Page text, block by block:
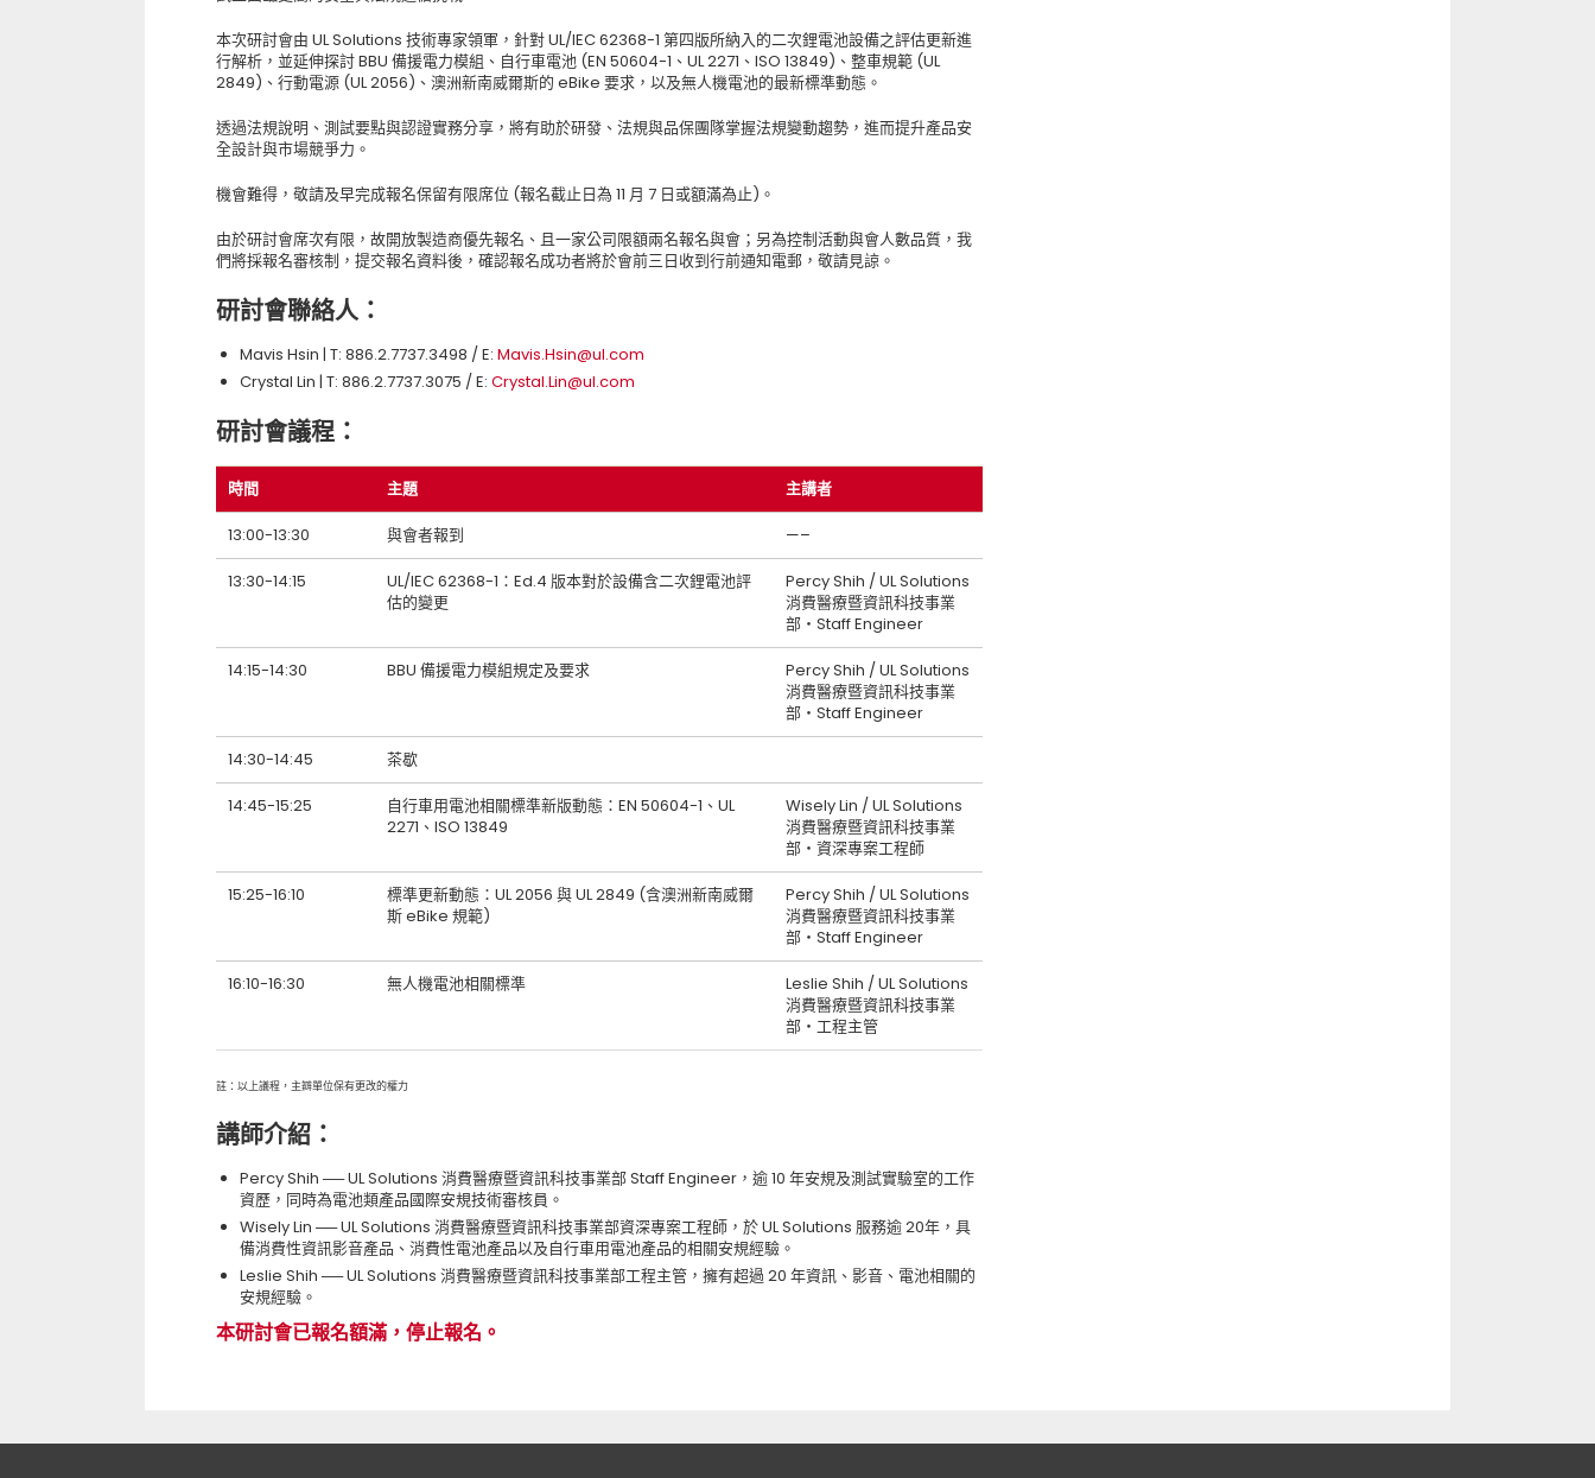
本次研討會由 UL Solutions 技術專家領軍，針對 UL/IEC 62368-1 第四版所納入的二次鋰電池設備之評估更新進
行解析，並延伸探討 BBU 備援電力模組、自行車電池 (EN 50604-1、UL 2271、ISO 13849)、整車規範 (UL
2849)、行動電源 (UL 2056)、澳洲新南威爾斯的 eBike 要求，以及無人機電池的最新標準動態。
透過法規說明、測試要點與認證實務分享，將有助於研發、法規與品保團隊掌握法規變動趨勢，進而提升產品安
全設計與市場競爭力。
機會難得，敬請及早完成報名保留有限席位 (報名截止日為 11 月 7 日或額滿為止)。
由於研討會席次有限，故開放製造商優先報名、且一家公司限額兩名報名與會；另為控制活動與會人數品質，我
們將採報名審核制，提交報名資料後，確認報名成功者將於會前三日收到行前通知電郵，敬請見諒。
研討會聯絡人：
Mavis Hsin | T: 886.2.7737.3498 / E: Mavis.Hsin@ul.com
Crystal Lin | T: 886.2.7737.3075 / E: Crystal.Lin@ul.com
研討會議程：
時間 主題 主講者
13:00-13:30 與會者報到 —–
13:30-14:15
UL/IEC 62368-1：Ed.4 版本對於設備含二次鋰電池評
估的變更
Percy Shih / UL Solutions
消費醫療暨資訊科技事業
部‧Staff Engineer
14:15-14:30 BBU 備援電力模組規定及要求
Percy Shih / UL Solutions
消費醫療暨資訊科技事業
部‧Staff Engineer
14:30-14:45 茶歇
14:45-15:25
自行車用電池相關標準新版動態：EN 50604-1、UL
2271、ISO 13849
Wisely Lin / UL Solutions
消費醫療暨資訊科技事業
部‧資深專案工程師
15:25-16:10
標準更新動態：UL 2056 與 UL 2849 (含澳洲新南威爾
斯 eBike 規範)
Percy Shih / UL Solutions
消費醫療暨資訊科技事業
部‧Staff Engineer
16:10-16:30 無人機電池相關標準
Leslie Shih / UL Solutions
消費醫療暨資訊科技事業
部‧工程主管
註：以上議程，主辧單位保有更改的權力
講師介紹：
Percy Shih ── UL Solutions 消費醫療暨資訊科技事業部 Staff Engineer，逾 10 年安規及測試實驗室的工作
資歷，同時為電池類產品國際安規技術審核員。
Wisely Lin ── UL Solutions 消費醫療暨資訊科技事業部資深專案工程師，於 UL Solutions 服務逾 20年，具
備消費性資訊影音產品、消費性電池產品以及自行車用電池產品的相關安規經驗。
Leslie Shih ── UL Solutions 消費醫療暨資訊科技事業部工程主管，擁有超過 20 年資訊、影音、電池相關的
安規經驗。
本研討會已報名額滿，停止報名。